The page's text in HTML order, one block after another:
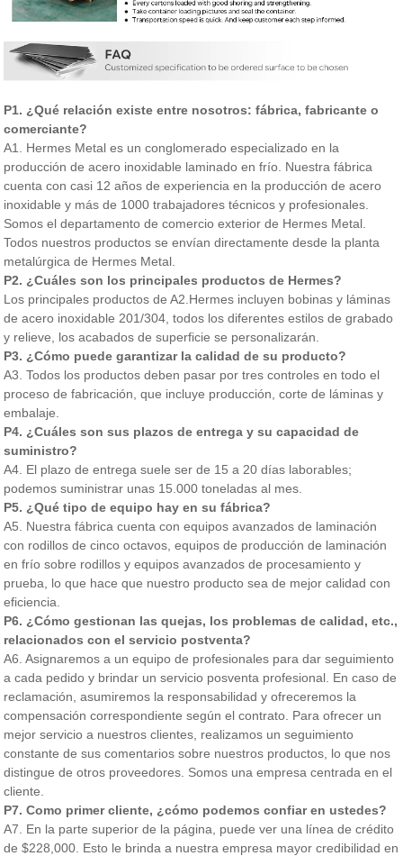
P1. ¿Qué relación existe entre nosotros: fábrica, fabricante o
comerciante?
A1. Hermes Metal es un conglomerado especializado en la
producción de acero inoxidable laminado en frío. Nuestra fábrica
cuenta con casi 12 años de experiencia en la producción de acero
inoxidable y más de 1000 trabajadores técnicos y profesionales.
Somos el departamento de comercio exterior de Hermes Metal.
Todos nuestros productos se envían directamente desde la planta
metalúrgica de Hermes Metal.
P2. ¿Cuáles son los principales productos de Hermes?
Los principales productos de A2.Hermes incluyen bobinas y láminas
de acero inoxidable 201/304, todos los diferentes estilos de grabado
y relieve, los acabados de superficie se personalizarán.
P3. ¿Cómo puede garantizar la calidad de su producto?
A3. Todos los productos deben pasar por tres controles en todo el
proceso de fabricación, que incluye producción, corte de láminas y
embalaje.
P4. ¿Cuáles son sus plazos de entrega y su capacidad de
suministro?
A4. El plazo de entrega suele ser de 15 a 20 días laborables;
podemos suministrar unas 15.000 toneladas al mes.
P5. ¿Qué tipo de equipo hay en su fábrica?
A5. Nuestra fábrica cuenta con equipos avanzados de laminación
con rodillos de cinco octavos, equipos de producción de laminación
en frío sobre rodillos y equipos avanzados de procesamiento y
prueba, lo que hace que nuestro producto sea de mejor calidad con
eficiencia.
P6. ¿Cómo gestionan las quejas, los problemas de calidad, etc.,
relacionados con el servicio postventa?
A6. Asignaremos a un equipo de profesionales para dar seguimiento
a cada pedido y brindar un servicio posventa profesional. En caso de
reclamación, asumiremos la responsabilidad y ofreceremos la
compensación correspondiente según el contrato. Para ofrecer un
mejor servicio a nuestros clientes, realizamos un seguimiento
constante de sus comentarios sobre nuestros productos, lo que nos
distingue de otros proveedores. Somos una empresa centrada en el
cliente.
P7. Como primer cliente, ¿cómo podemos confiar en ustedes?
A7. En la parte superior de la página, puede ver una línea de crédito
de $228,000. Esto le brinda a nuestra empresa mayor credibilidad en